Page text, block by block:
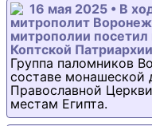
16 мая 2025 • В
митрополит
митрополии
Коптской Патриархии
Группа паломников
составе монашеской
Православной
местам Египта.